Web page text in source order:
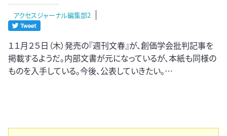
アクセスジャーナル編集部2
１１月２５日（木）発売の『週刊文春』が、創価学会批判記事を
掲載するようだ。内部文書が元になっているが、本紙も同様の
ものを入手している。今後、公表していきたい。…